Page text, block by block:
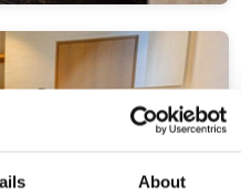
About